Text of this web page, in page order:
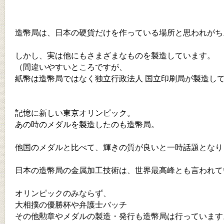
造幣局は、日本の硬貨だけを作っている場所と思われが
しかし、実は他にもさまざまなものを製造しています。
（間違いやすいところですが、
紙幣は造幣局ではなく独立行政法人 国立印刷局が製造し
記憶に新しい東京オリンピック。
あの時のメダルを製造したのも造幣局。
他国のメダルと比べて、輝きの質が良いと一時話題とな
日本の造幣局の金属加工技術は、世界最高峰とも言われ
オリンピックのみならず、
大相撲の優勝杯や弁護士バッチ
その他勲章やメダルの製造・発行も造幣局は行っていま